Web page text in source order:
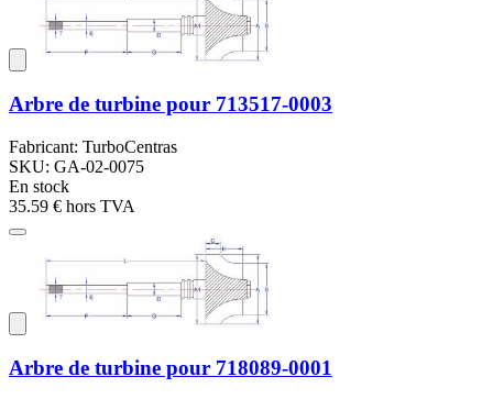
Arbre de turbine pour 713517-0003
Fabricant: TurboCentras
SKU: GA-02-0075
En stock
35.59 € hors TVA
Arbre de turbine pour 718089-0001